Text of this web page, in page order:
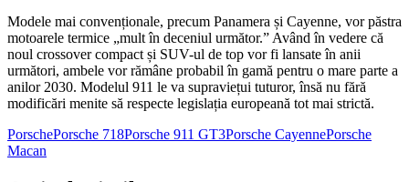
Modele mai convenționale, precum Panamera și Cayenne, vor păstra
motoarele termice „mult în deceniul următor.” Având în vedere că
noul crossover compact și SUV-ul de top vor fi lansate în anii
următori, ambele vor rămâne probabil în gamă pentru o mare parte a
anilor 2030. Modelul 911 le va supraviețui tuturor, însă nu fără
modificări menite să respecte legislația europeană tot mai strictă.
PorschePorsche 718Porsche 911 GT3Porsche CayennePorsche
Macan